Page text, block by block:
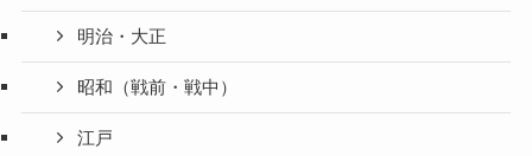
明治・大正
昭和（戦前・戦中）
江戸